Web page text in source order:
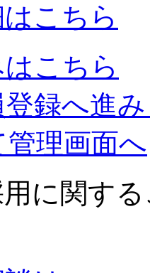
こちら
こちら
登録へ進
理画面へ
に関す